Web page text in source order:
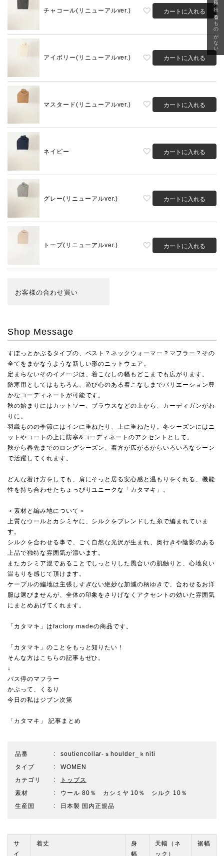
チャコール(リニューアルver.) カートに入れる
アイボリー(リニューアルver.) カートに入れる
マスタード(リニューアルver.) カートに入れる
ネイビー カートに入れる
グレー(リニューアルver.) カートに入れる
トープ(リニューアルver.) カートに入れる
お客様の合わせ買い
Shop Message
すぽっとかぶるタイプの、ベスト？ネックウォーマー？マフラー？その
全てをまかなうような新しい形のニットウェア。
定まらないそのイメージは、着こなしの幅もどこまでも広がります。
防寒用としてはもちろん、遊び心のある着こなしまでバリエーション豊
かなコーディネートが可能です。
秋の始まりにはカットソー、ブラウスなどの上から、カーディガンがわ
りに。
羽織ものの季節にはインに重ねたり、上に重ねたり。冬シーズンにはニ
ットやコートの上に防寒&コーディネートのアクセントとして。
秋から春先までのロングシーズン、着方が広がるからいろいろなシーン
で活躍してくれます。
どんな着け方をしても、肩にそっと居る安心感と温もりをくれる、機能
性を持ち合わせたちょっぴりユニークな「カタマキ」。
＜素材と編み地について＞
上質なウールとカシミヤに、シルクをブレンドした糸で編まれていま
す。
シルクを合わせる事で、ごく自然な光沢が生まれ、奥行きや陰影のある
上品で独特な雰囲気が漂います。
またカシミア混であることでしっとりした風合いの肌触りと、心地良い
温もりを感じて頂けます。
ケーブルの編地は主張しすぎない絶妙な加減の柄ゆきで、合わせるお洋
服は選びませんが、全体の印象をさりげなくアクセントの効いた雰囲気
にまとめあげてくれます。
「カタマキ」はfactory madeの商品です。
「カタマキ」のことをもっと知りたい！
そんな方はこちらの記事もぜひ。
↓
バス停のマフラー
かぶって、くるり
今日の私はジブン次第
「カタマキ」 記事まとめ
品番
soutiencollar-ｓhoulder_ｋniti
タイプ
WOMEN
カテゴリ
トップス
素材
ウール 80％ カシミヤ 10％ シルク 10％
生産国
日本製 国内正規品
サ
イ
着丈
身
幅
天幅（ネ
ック）
裾幅
急に秋、着るものがない